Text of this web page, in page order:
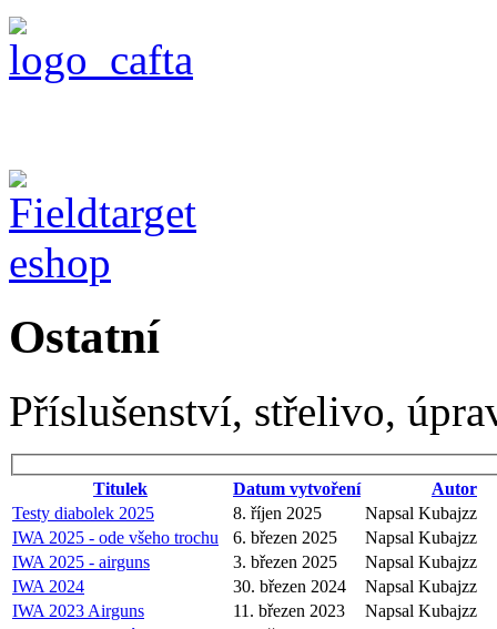
Ostatní
Příslušenství, střelivo,
Titulek Datum vytvoření
Autor
Testy diabolek 2025
8. říjen 2025
Napsal Kubajzz
IWA 2025 - ode všeho trochu
6. březen 2025
Napsal Kubajzz
IWA 2025 - airguns
3. březen 2025
Napsal Kubajzz
IWA 2024
30. březen 2024
Napsal Kubajzz
IWA 2023 Airguns
11. březen 2023
Napsal Kubajzz